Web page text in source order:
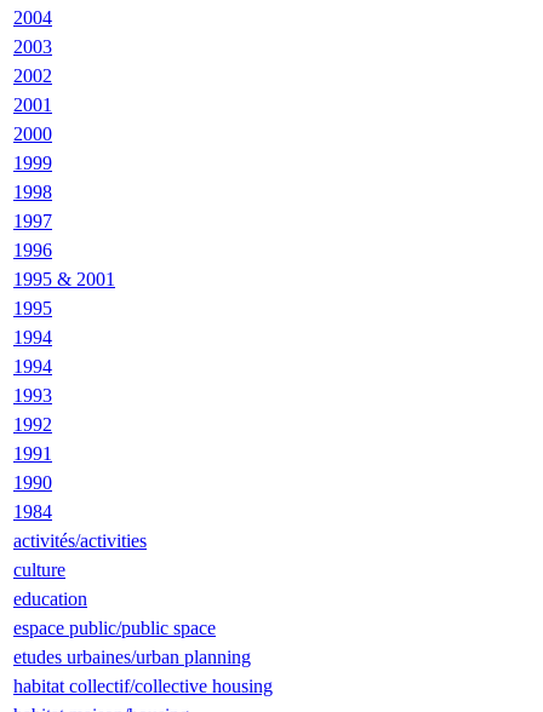
2004
2003
2002
2001
2000
1999
1998
1997
1996
1995 & 2001
1995
1994
1994
1993
1992
1991
1990
1984
activités/activities
culture
education
espace public/public space
etudes urbaines/urban planning
habitat collectif/collective housing